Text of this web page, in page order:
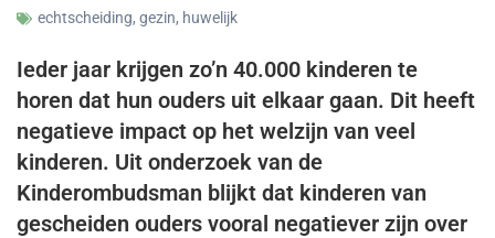
echtscheiding, gezin, huwelijk
Ieder jaar krijgen zo’n 40.000 kinderen te
horen dat hun ouders uit elkaar gaan. Dit heeft
negatieve impact op het welzijn van veel
kinderen. Uit onderzoek van de
Kinderombudsman blijkt dat kinderen van
gescheiden ouders vooral negatiever zijn over